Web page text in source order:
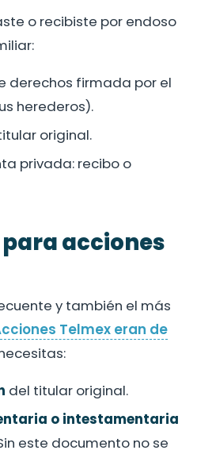
o recibiste por endoso
derechos firmada por el
herederos).
original.
privada: recibo o
acciones
y también el más
Telmex eran de
del titular original.
o intestamentaria
este documento no se